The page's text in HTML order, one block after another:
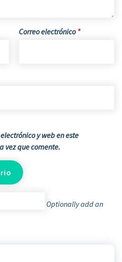
Correo electrónico *
y web en este
vez que comente.
Optionally add an